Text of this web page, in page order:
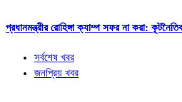
প্রধানমন্ত্রীর রোহিঙ্গা ক্যাম্প সফর না করা:
সর্বশেষ খবর
জনপ্রিয় খবর